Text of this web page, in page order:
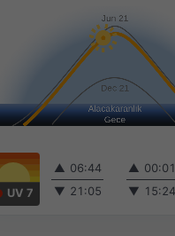
UV 7
▲ 06:44
▼ 21:05
▲
▼